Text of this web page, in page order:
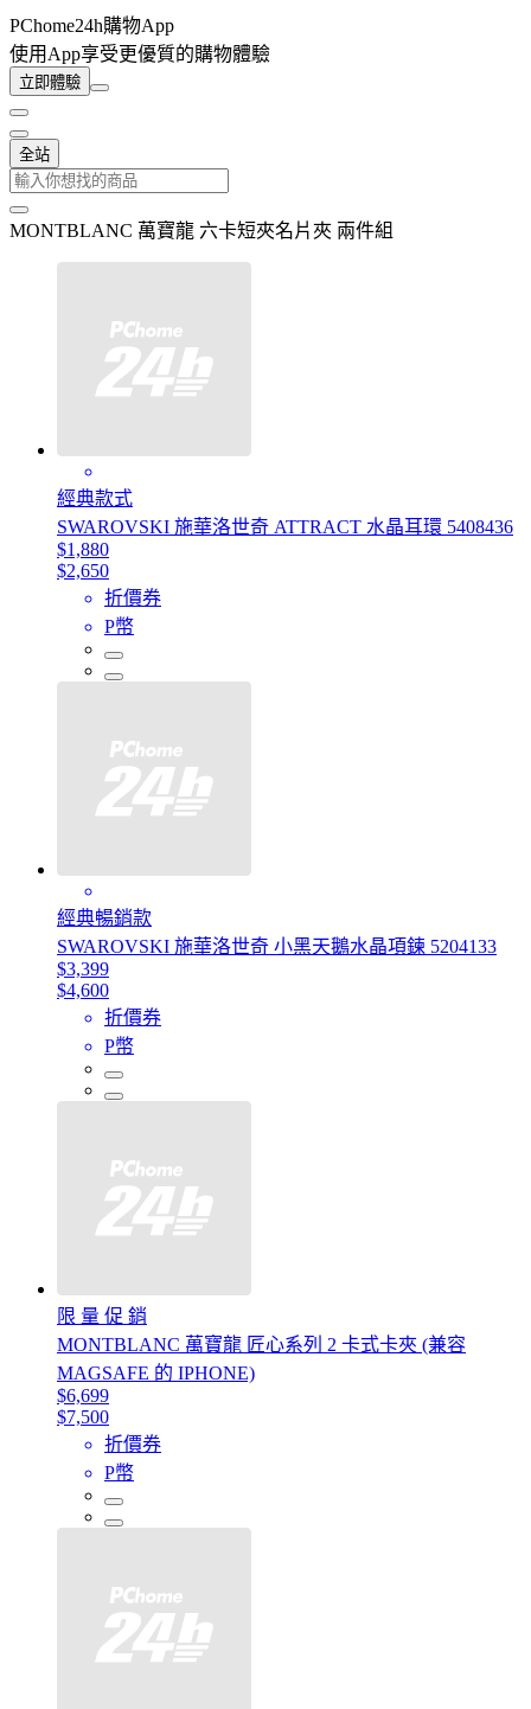
PChome24h購物App
使用App享受更優質的購物體驗
立即體驗
全站
MONTBLANC 萬寶龍 六卡短夾名片夾 兩件組
經典款式
SWAROVSKI 施華洛世奇 ATTRACT 水晶耳環 5408436
$1,880
$2,650
折價券
P幣
經典暢銷款
SWAROVSKI 施華洛世奇 小黑天鵝水晶項鍊 5204133
$3,399
$4,600
折價券
P幣
限 量 促 銷
MONTBLANC 萬寶龍 匠心系列 2 卡式卡夾 (兼容
MAGSAFE 的 IPHONE)
$6,699
$7,500
折價券
P幣